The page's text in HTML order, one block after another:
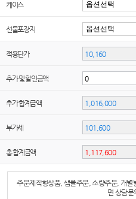
케이스
선물포장지
적용단가
추가 및 할인금액
추가 합계금액
부가세
총 합계금액
주문제작형상품, 샘플주문, 소량주문, 개별
면 상담문